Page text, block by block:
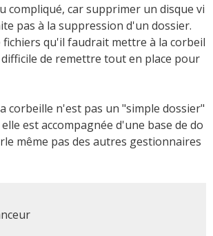
compliqué, car supprimer un disque vi
pas à la suppression d'un dossier.
fichiers qu'il faudrait mettre à la corbeil
difficile de remettre tout en place pour
corbeille n'est pas un "simple dossier"
est accompagnée d'une base de do
même pas des autres gestionnaires